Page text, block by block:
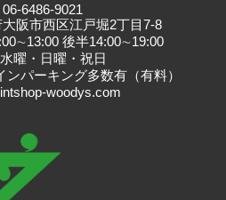
06-6486-9021
阪市西区江戸堀2丁目7-8
後半14:00∼19:00
曜・日曜・祝日
パーキング多数有（有料）
woodys.com